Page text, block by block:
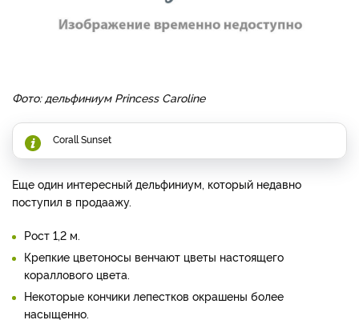
Фото: дельфиниум Princess Caroline
Corall Sunset
Еще один интересный дельфиниум, который недавно
поступил в продаажу.
Рост 1,2 м.
Крепкие цветоносы венчают цветы настоящего
кораллового цвета.
Некоторые кончики лепестков окрашены более
насыщенно.